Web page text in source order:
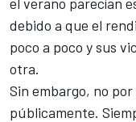
debido a que el
poco a poco y sus
otra.
Sin embargo, no
públicamente.